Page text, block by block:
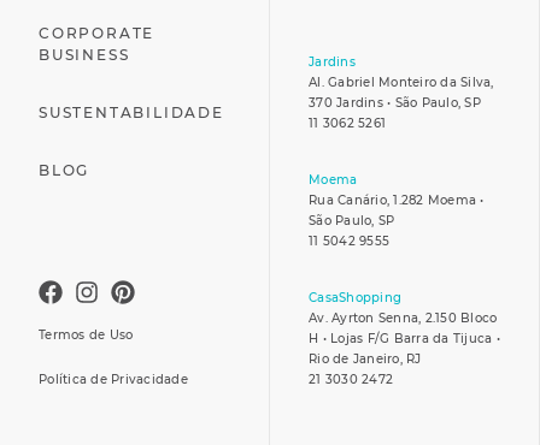
CORPORATE
BUSINESS
SUSTENTABILIDADE
BLOG
Termos de Uso
Política de Privacidade
Jardins
Al. Gabriel Monteiro da Silva,
370 Jardins • São Paulo, SP
11 3062 5261
Moema
Rua Canário, 1.282 Moema •
São Paulo, SP
11 5042 9555
CasaShopping
Av. Ayrton Senna, 2.150 Bloco
H • Lojas F/G Barra da Tijuca •
Rio de Janeiro, RJ
21 3030 2472